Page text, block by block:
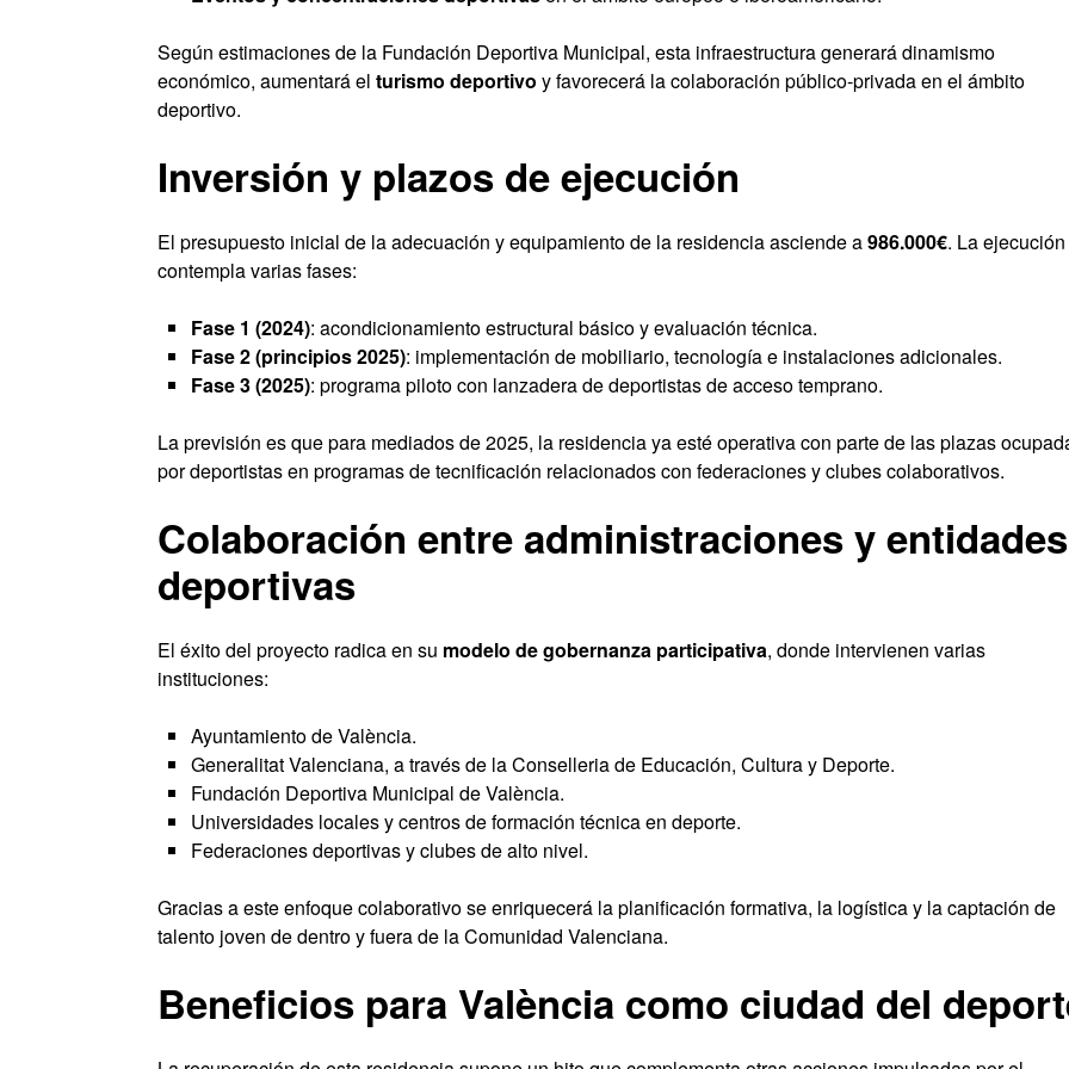
Según estimaciones de la Fundación Deportiva Municipal, esta infraestructura generará dinamismo
económico, aumentará el turismo deportivo y favorecerá la colaboración público-privada en el ámbito
deportivo.
Inversión y plazos de ejecución
El presupuesto inicial de la adecuación y equipamiento de la residencia asciende a986.000€. La ejecución
contempla varias fases:
Fase 1 (2024): acondicionamiento estructural básico y evaluación técnica.
Fase 2 (principios 2025): implementación de mobiliario, tecnología e instalaciones adicionales.
Fase 3 (2025): programa piloto con lanzadera de deportistas de acceso temprano.
La previsión es que para mediados de 2025, la residencia ya esté operativa con parte de las plazas
por deportistas en programas de tecnificación relacionados con federaciones y clubes colaborativos.
Colaboración entre administraciones y entidades
deportivas
El éxito del proyecto radica en su modelo de gobernanza participativa, donde intervienen varias
instituciones:
Ayuntamiento de València.
Generalitat Valenciana, a través de la Conselleria de Educación, Cultura y Deporte.
Fundación Deportiva Municipal de València.
Universidades locales y centros de formación técnica en deporte.
Federaciones deportivas y clubes de alto nivel.
Gracias a este enfoque colaborativo se enriquecerá la planificación formativa, la logística y la captación de
talento joven de dentro y fuera de la Comunidad Valenciana.
Beneficios para València como ciudad del